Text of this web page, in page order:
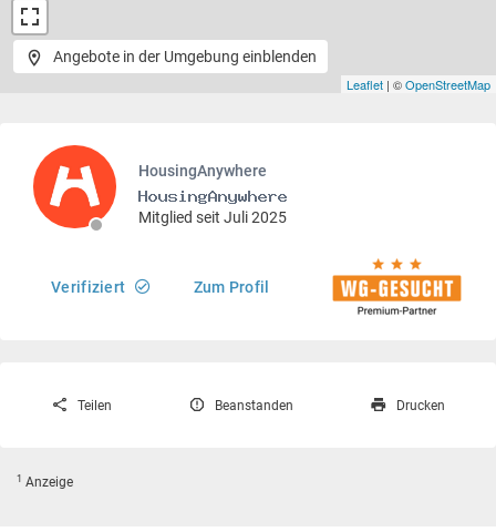
Leaflet | ©OpenStreetMap
Angebote in der Umgebung einblenden
HousingAnywhere
Mitglied seit Juli 2025
Verifiziert Zum Profil
Teilen Beanstanden Drucken
1 Anzeige